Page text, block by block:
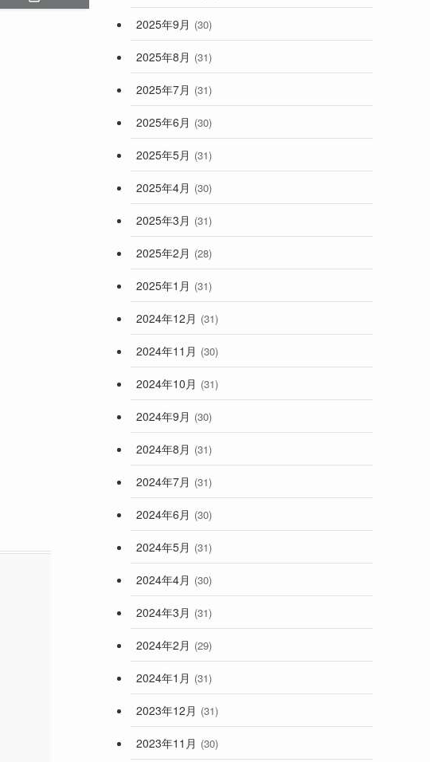
2025年9月 (30)
2025年8月 (31)
2025年7月 (31)
2025年6月 (30)
2025年5月 (31)
2025年4月 (30)
2025年3月 (31)
2025年2月 (28)
2025年1月 (31)
2024年12月 (31)
2024年11月 (30)
2024年10月 (31)
2024年9月 (30)
2024年8月 (31)
2024年7月 (31)
2024年6月 (30)
2024年5月 (31)
2024年4月 (30)
2024年3月 (31)
2024年2月 (29)
2024年1月 (31)
2023年12月 (31)
2023年11月 (30)